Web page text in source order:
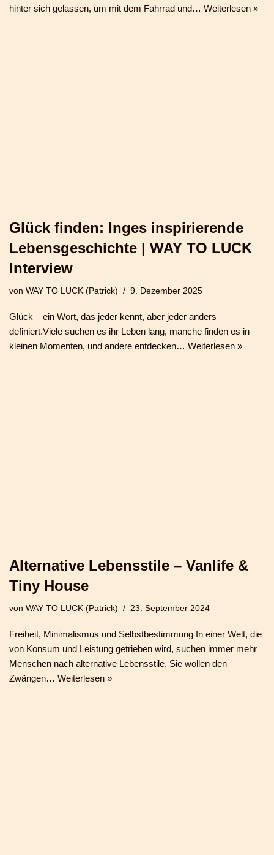
hinter sich gelassen, um mit dem Fahrrad und… Weiterlesen »
Glück finden: Inges inspirierende
Lebensgeschichte | WAY TO LUCK
Interview
von WAY TO LUCK (Patrick) 9. Dezember 2025
Glück – ein Wort, das jeder kennt, aber jeder anders
definiert.Viele suchen es ihr Leben lang, manche finden es in
kleinen Momenten, und andere entdecken… Weiterlesen »
Alternative Lebensstile – Vanlife &
Tiny House
von WAY TO LUCK (Patrick) 23. September 2024
Freiheit, Minimalismus und Selbstbestimmung In einer Welt, die
von Konsum und Leistung getrieben wird, suchen immer mehr
Menschen nach alternative Lebensstile. Sie wollen den
Zwängen… Weiterlesen »